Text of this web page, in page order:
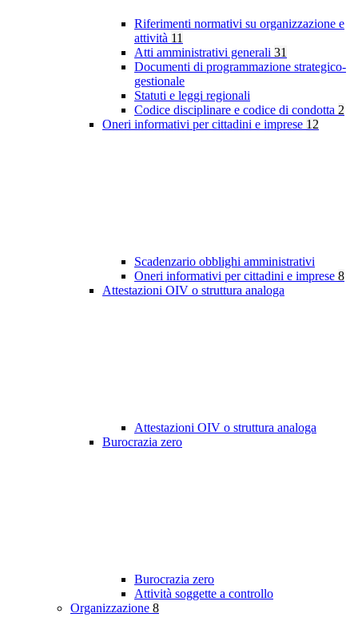
Riferimenti normativi su organizzazione e
attività 11
Atti amministrativi generali 31
Documenti di programmazione strategico-
gestionale
Statuti e leggi regionali
Codice disciplinare e codice di condotta 2
Oneri informativi per cittadini e imprese 12
Scadenzario obblighi amministrativi
Oneri informativi per cittadini e imprese 8
Attestazioni OIV o struttura analoga
Attestazioni OIV o struttura analoga
Burocrazia zero
Burocrazia zero
Attività soggette a controllo
Organizzazione 8